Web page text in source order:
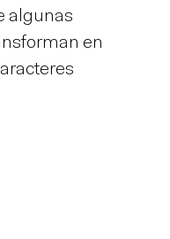
algunas
en